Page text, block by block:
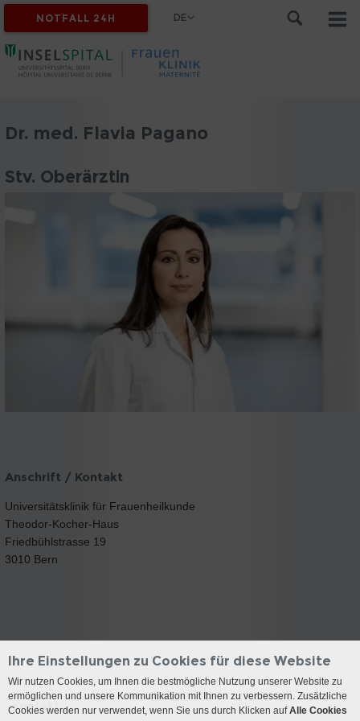
NOTFALL 24H DE
Dr. med. Flavia Pagano
Stv. Oberärztin
Anschrift / Kontakt
Universitätsklinik für Frauenheilkunde
Theodor-Kocher-Haus
Friedbühlstrasse 19
3010 Bern
Kontakt
Ihre Einstellungen zu Cookies für diese Website
Wir nutzen Cookies, um Ihnen die bestmögliche Nutzung unserer Website zu
ermöglichen und unsere Kommunikation mit Ihnen zu verbessern. Zusätzliche
Cookies werden nur verwendet, wenn Sie uns durch Klicken aufAlle Cookies